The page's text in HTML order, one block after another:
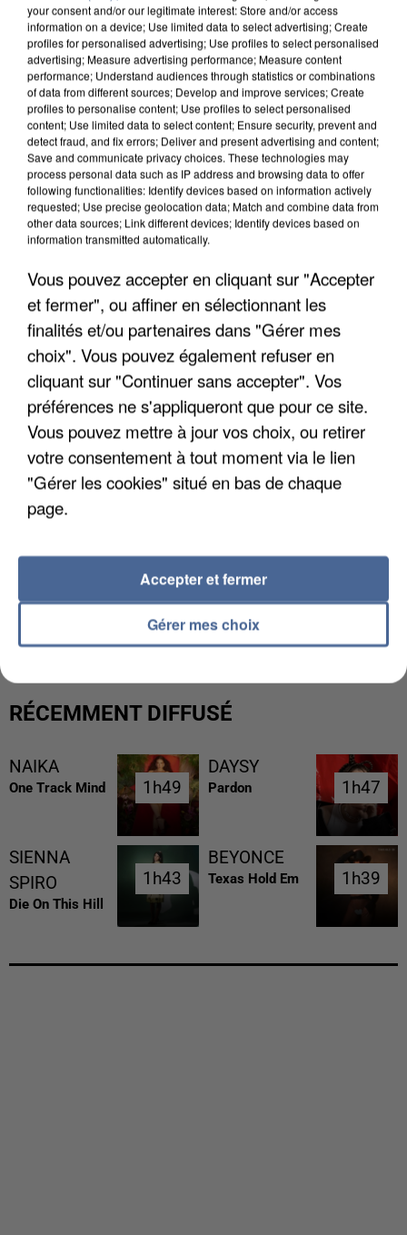
APRÈS TOUTES CES CANICULES, LES REFUGES
L’UN DES FONDATEURS SUPPOSÉS DE LA DZ
MAFIA INTERPELLÉ EN ALGÉRIE
RÉCEMMENT DIFFUSÉ
NAIKA
One Track Mind 1h49
1h49
DAYSY
Pardon 1h47
1h47
SIENNA
SPIRO
Die On This Hill
1h43
1h43
BEYONCE
Texas Hold Em 1h39
1h39
your consent and/or our legitimate interest: Store and/or access
information on a device; Use limited data to select advertising; Create
profiles for personalised advertising; Use profiles to select personalised
advertising; Measure advertising performance; Measure content
performance; Understand audiences through statistics or combinations
of data from different sources; Develop and improve services; Create
profiles to personalise content; Use profiles to select personalised
content; Use limited data to select content; Ensure security, prevent and
detect fraud, and fix errors; Deliver and present advertising and content;
Save and communicate privacy choices. These technologies may
process personal data such as IP address and browsing data to offer
following functionalities: Identify devices based on information actively
requested; Use precise geolocation data; Match and combine data from
other data sources; Link different devices; Identify devices based on
information transmitted automatically.
Vous pouvez accepter en cliquant sur "Accepter
et fermer", ou affiner en sélectionnant les
finalités et/ou partenaires dans "Gérer mes
choix". Vous pouvez également refuser en
cliquant sur "Continuer sans accepter". Vos
préférences ne s'appliqueront que pour ce site.
Vous pouvez mettre à jour vos choix, ou retirer
votre consentement à tout moment via le lien
"Gérer les cookies" situé en bas de chaque
page.
Gérer mes choix
Accepter et fermer